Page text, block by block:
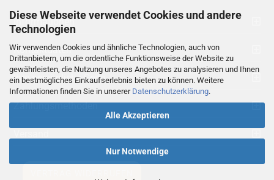
Diese Webseite verwendet Cookies und andere
Technologien
Wir verwenden Cookies und ähnliche Technologien, auch von
Drittanbietern, um die ordentliche Funktionsweise der Website zu
gewährleisten, die Nutzung unseres Angebotes zu analysieren und Ihnen
ein bestmögliches Einkaufserlebnis bieten zu können. Weitere
Informationen finden Sie in unserer Datenschutzerklärung.
Alle Akzeptieren
Nur Notwendige
Informationen
Kontaktdaten
Ihre persönliche Seite
Zahlungsmethoden